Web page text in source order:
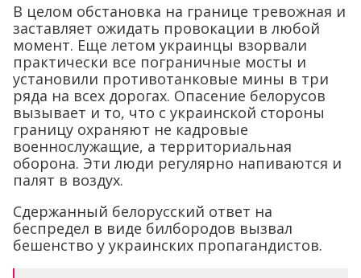
В целом обстановка на границе тревожная и
заставляет ожидать провокации в любой
момент. Еще летом украинцы взорвали
практически все пограничные мосты и
установили противотанковые мины в три
ряда на всех дорогах. Опасение белорусов
вызывает и то, что с украинской стороны
границу охраняют не кадровые
военнослужащие, а территориальная
оборона. Эти люди регулярно напиваются и
палят в воздух.
Сдержанный белорусский ответ на
беспредел в виде билбородов вызвал
бешенство у украинских пропагандистов.